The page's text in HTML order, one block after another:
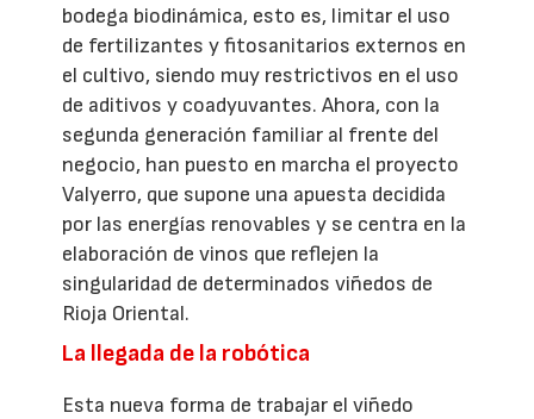
bodega biodinámica, esto es, limitar el uso
de fertilizantes y fitosanitarios externos en
el cultivo, siendo muy restrictivos en el uso
de aditivos y coadyuvantes. Ahora, con la
segunda generación familiar al frente del
negocio, han puesto en marcha el proyecto
Valyerro, que supone una apuesta decidida
por las energías renovables y se centra en la
elaboración de vinos que reflejen la
singularidad de determinados viñedos de
Rioja Oriental.
La llegada de la robótica
Esta nueva forma de trabajar el viñedo